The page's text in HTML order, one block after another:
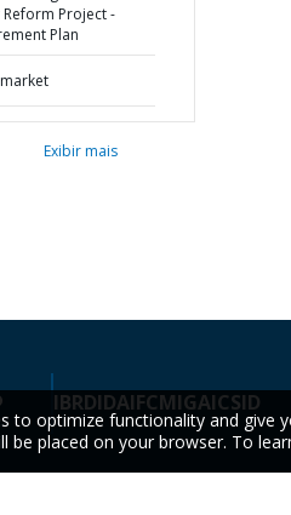
Reform Project -
Plan
Exibir mais
IBRDIDAIFCMIGAICSID
to optimize functionality and give
be placed on your browser. To